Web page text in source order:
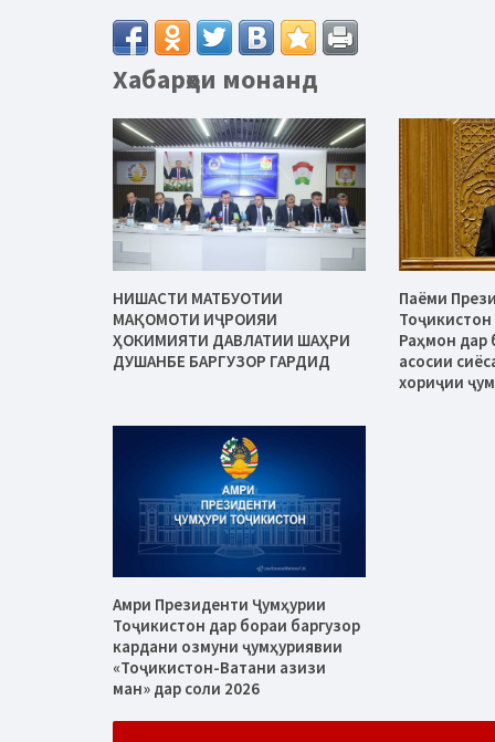
Хабарҳои монанд
НИШАСТИ МАТБУОТИИ
МАҚОМОТИ ИҶРОИЯИ
ҲОКИМИЯТИ ДАВЛАТИИ ШАҲРИ
ДУШАНБЕ БАРГУЗОР ГАРДИД
Паёми
Раҳмон дар
асосии
хориҷии
Амри Президенти Ҷумҳурии
Тоҷикистон дар бораи баргузор
кардани озмуни ҷумҳуриявии
«Тоҷикистон-Ватани азизи
ман» дар соли 2026